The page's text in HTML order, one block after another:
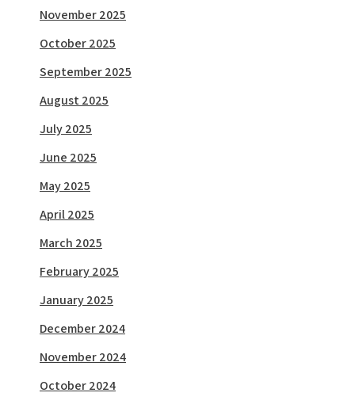
November 2025
October 2025
September 2025
August 2025
July 2025
June 2025
May 2025
April 2025
March 2025
February 2025
January 2025
December 2024
November 2024
October 2024